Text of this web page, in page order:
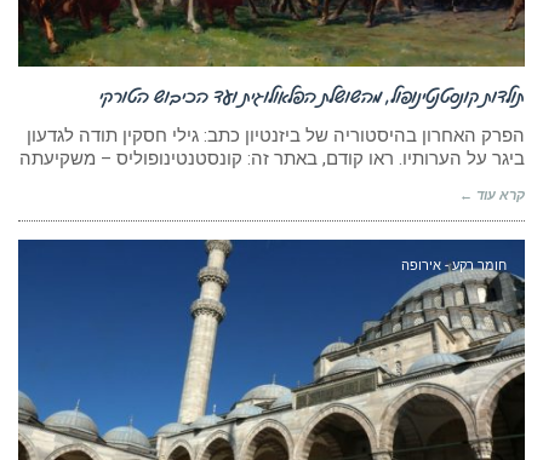
תולדות קונסטנטינופול, מהשושלת הפלאולוגית ועד הכיבוש הטורקי
הפרק האחרון בהיסטוריה של ביזנטיון כתב: גילי חסקין תודה לגדעון
ביגר על הערותיו. ראו קודם, באתר זה: קונסטנטינופוליס – משקיעתה
קרא עוד ←
חומר רקע - אירופה